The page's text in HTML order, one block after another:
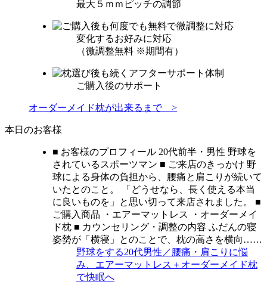
最大５ｍｍピッチの調節
変化するお好みに対応
（微調整無料 ※期間有）
ご購入後のサポート
オーダーメイド枕が出来るまで >
本日のお客様
■ お客様のプロフィール 20代前半・男性 野球を
されているスポーツマン ■ ご来店のきっかけ 野
球による身体の負担から、腰痛と肩こりが続いて
いたとのこと。 「どうせなら、長く使える本当
に良いものを」と思い切って来店されました。 ■
ご購入商品 ・エアーマットレス ・オーダーメイ
ド枕 ■ カウンセリング・調整の内容 ふだんの寝
姿勢が「横寝」とのことで、枕の高さを横向……
野球をする20代男性／腰痛・肩こりに悩
み、エアーマットレス＋オーダーメイド枕
で快眠へ